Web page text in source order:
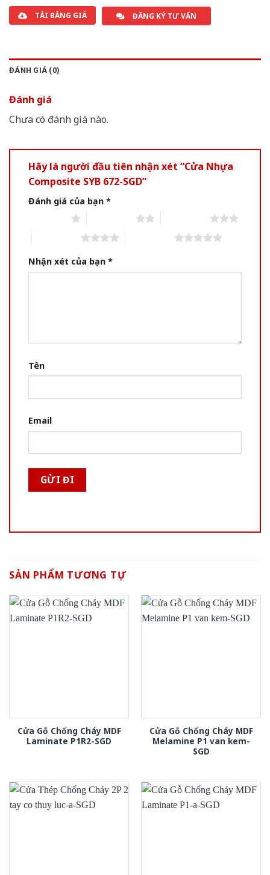
TẢI BẢNG GIÁ ĐĂNG KÝ TƯ VẤN
ĐÁNH GIÁ (0)
Đánh giá
Chưa có đánh giá nào.
Hãy là người đầu tiên nhận xét “Cửa Nhựa
Composite SYB 672-SGD”
Đánh giá của bạn *
Nhận xét của bạn *
Tên
Email
SẢN PHẨM TƯƠNG TỰ
Cửa Gỗ Chống Cháy MDF
Laminate P1R2-SGD
Cửa Gỗ Chống Cháy MDF
Melamine P1 van kem-
SGD